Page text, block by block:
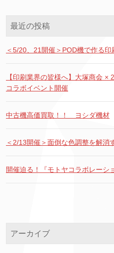
最近の投稿
＜5/20、21開催＞POD機で作る
【印刷業界の皆様へ】大塚商会
コラボイベント開催
中古機高価買取！！ ヨシダ機材
＜2/13開催＞面倒な色調整を解消
開催迫る！『モトヤコラボレーシ
アーカイブ